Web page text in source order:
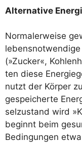
Alter­na­ti­ve
Nor­ma­ler­wei­se
(»Zucker«,
ten die­se
nutzt der Kör­per
gespei­cher­te
sel­zu­stand wird
beginnt beim
Bedin­gun­gen